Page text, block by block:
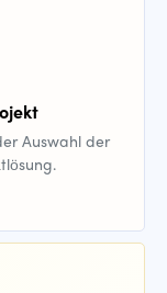
Auswahl der